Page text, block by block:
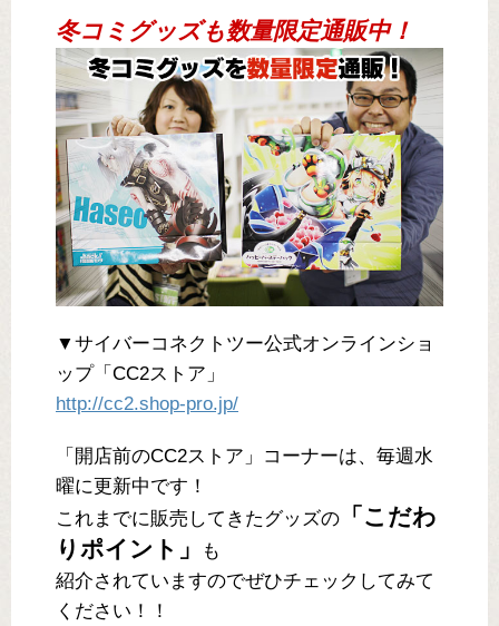
冬コミグッズも数量限定通販中！
▼サイバーコネクトツー公式オンラインショ
ップ「CC2ストア」
http://cc2.shop-pro.jp/
「開店前のCC2ストア」コーナーは、毎週水
曜に更新中です！
これまでに販売してきたグッズの
「こだわ
りポイント」
も
紹介されていますのでぜひチェックしてみて
ください！！